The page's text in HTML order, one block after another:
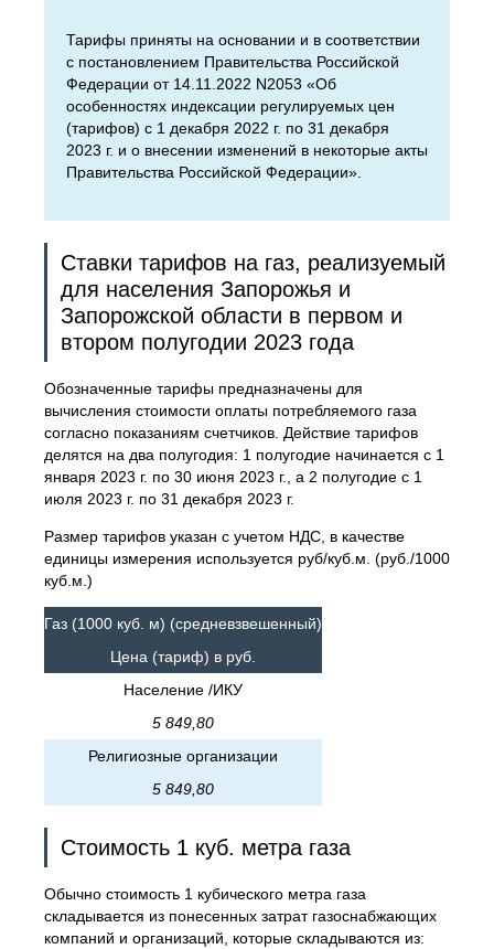
Тарифы приняты на основании и в соответствии
с постановлением Правительства Российской
Федерации от 14.11.2022 N2053 «Об
особенностях индексации регулируемых цен
(тарифов) с 1 декабря 2022 г. по 31 декабря
2023 г. и о внесении изменений в некоторые акты
Правительства Российской Федерации».
Ставки тарифов на газ, реализуемый
для населения Запорожья и
Запорожской области в первом и
втором полугодии 2023 года
Обозначенные тарифы предназначены для
вычисления стоимости оплаты потребляемого газа
согласно показаниям счетчиков. Действие тарифов
делятся на два полугодия: 1 полугодие начинается с 1
января 2023 г. по 30 июня 2023 г., а 2 полугодие с 1
июля 2023 г. по 31 декабря 2023 г.
Размер тарифов указан с учетом НДС, в качестве
единицы измерения используется руб/куб.м. (руб./1000
куб.м.)
Газ (1000 куб. м) (средневзвешенный)
Цена (тариф) в руб.
Население /ИКУ
5 849,80
Религиозные организации
5 849,80
Стоимость 1 куб. метра газа
Обычно стоимость 1 кубического метра газа
складывается из понесенных затрат газоснабжающих
компаний и организаций, которые складываются из: